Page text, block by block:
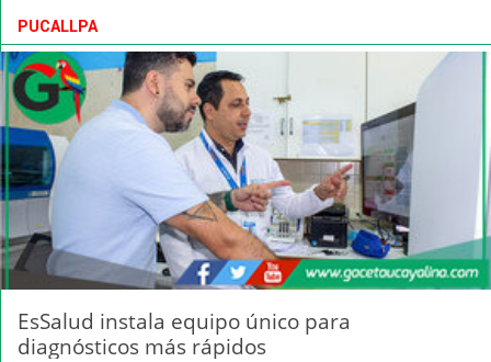
PUCALLPA
EsSalud instala equipo único para
diagnósticos más rápidos